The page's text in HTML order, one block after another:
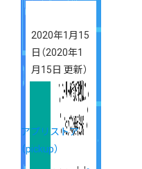
2020年1月15
日 （2020年1
月15日 更新）
アプリストア
（pickup）